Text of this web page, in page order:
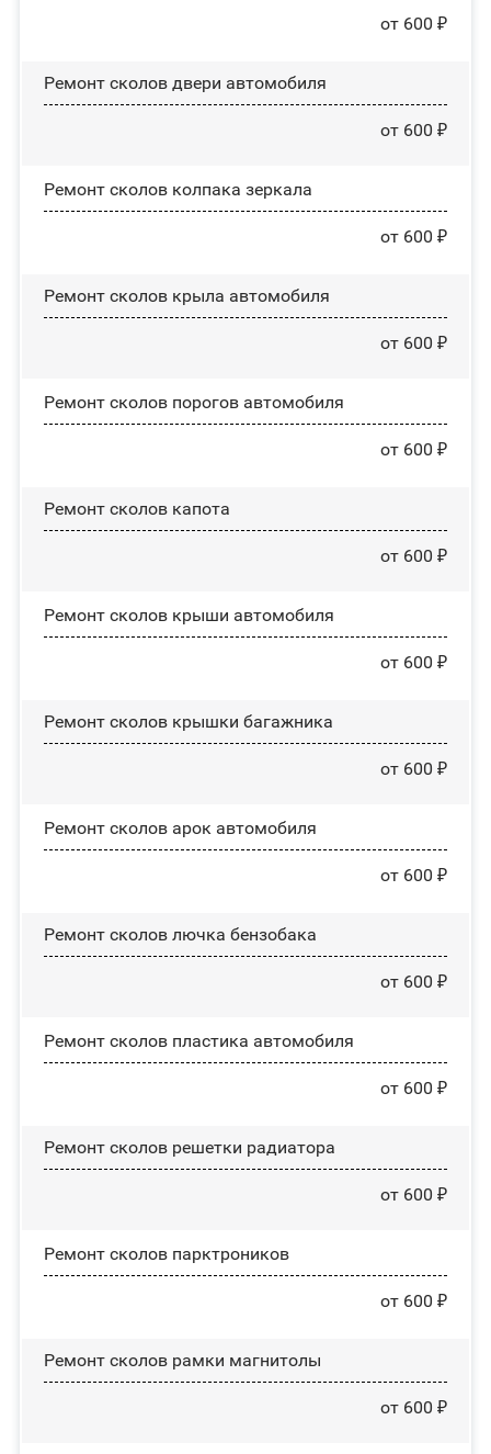
от 600 ₽
Ремонт сколов двери автомобиля
от 600 ₽
Ремонт сколов колпака зеркала
от 600 ₽
Ремонт сколов крыла автомобиля
от 600 ₽
Ремонт сколов порогов автомобиля
от 600 ₽
Ремонт сколов капота
от 600 ₽
Ремонт сколов крыши автомобиля
от 600 ₽
Ремонт сколов крышки багажника
от 600 ₽
Ремонт сколов арок автомобиля
от 600 ₽
Ремонт сколов лючка бензобака
от 600 ₽
Ремонт сколов пластика автомобиля
от 600 ₽
Ремонт сколов решетки радиатора
от 600 ₽
Ремонт сколов парктроников
от 600 ₽
Ремонт сколов рамки магнитолы
от 600 ₽